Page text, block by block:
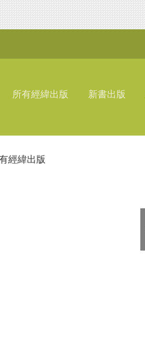
所有經緯出版 新書出版
經緯出版